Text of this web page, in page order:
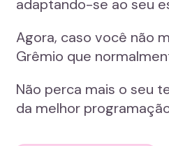
adaptando-se ao seu
Agora, caso você não
Grêmio que
Não perca mais o seu
da melhor